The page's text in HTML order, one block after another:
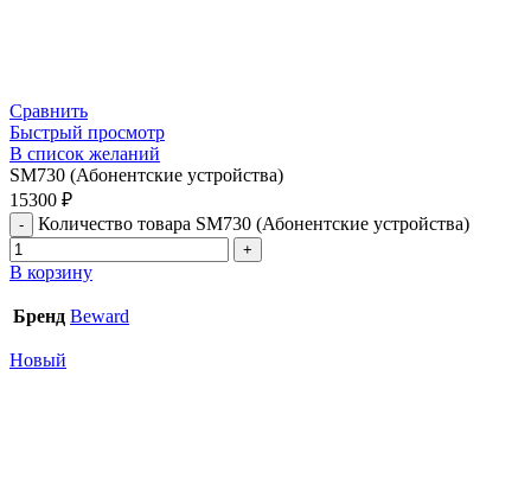
Сравнить
Быстрый просмотр
В список желаний
SM730 (Абонентские устройства)
15300 ₽
Количество товара SM730 (Абонентские устройства)
В корзину
Бренд Beward
Новый